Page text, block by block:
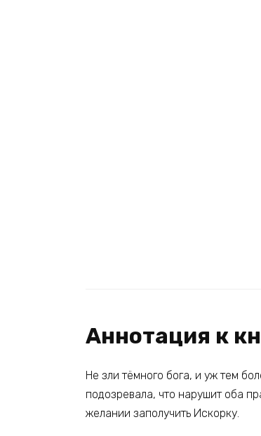
Аннотация к
Не зли тёмного бога, и уж тем
подозревала, что нарушит оба
желании заполучить Искорку.